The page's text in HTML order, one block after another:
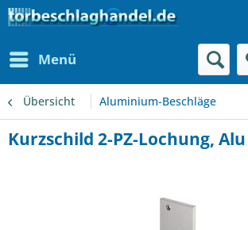
Menü
Übersicht Aluminium-Beschläge
Kurzschild 2-PZ-Lochung, Alu